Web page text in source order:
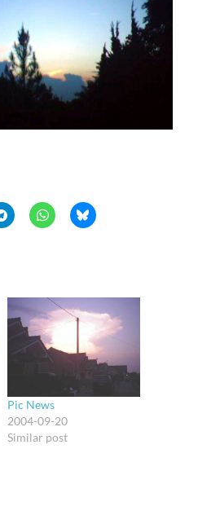
Pic News
2004-09-20
Similar post